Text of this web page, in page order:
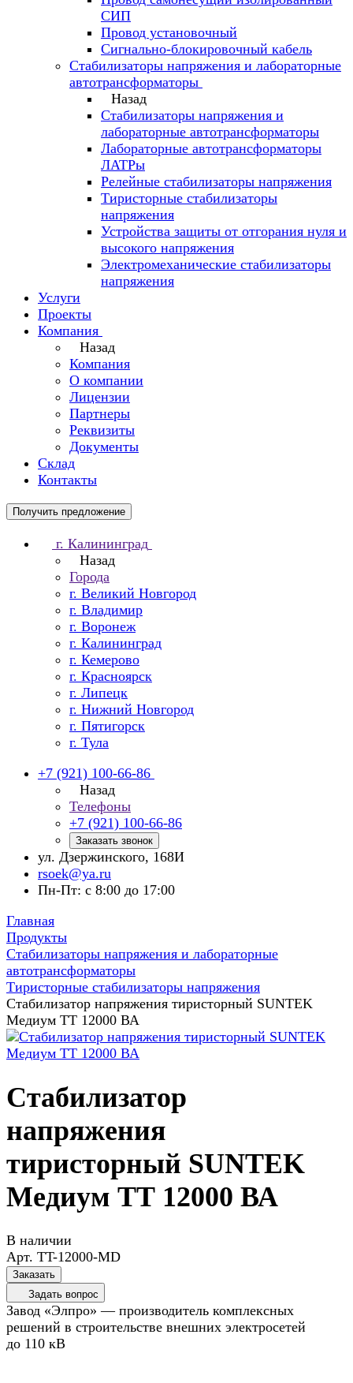
СИП
Провод установочный
Сигнально-блокировочный кабель
Стабилизаторы напряжения и лабораторные
автотрансформаторы
Назад
Стабилизаторы напряжения и
лабораторные автотрансформаторы
Лабораторные автотрансформаторы
ЛАТРы
Релейные стабилизаторы напряжения
Тиристорные стабилизаторы
напряжения
Устройства защиты от отгорания нуля и
высокого напряжения
Электромеханические стабилизаторы
напряжения
Услуги
Проекты
Компания
Назад
Компания
О компании
Лицензии
Партнеры
Реквизиты
Документы
Склад
Контакты
Получить предложение
г. Калининград
Назад
Города
г. Великий Новгород
г. Владимир
г. Воронеж
г. Калининград
г. Кемерово
г. Красноярск
г. Липецк
г. Нижний Новгород
г. Пятигорск
г. Тула
+7 (921) 100-66-86
Назад
Телефоны
+7 (921) 100-66-86
Заказать звонок
ул. Дзержинского, 168И
rsoek@ya.ru
Пн-Пт: с 8:00 до 17:00
Главная
Продукты
Стабилизаторы напряжения и лабораторные
автотрансформаторы
Тиристорные стабилизаторы напряжения
Стабилизатор напряжения тиристорный SUNTEK
Медиум ТТ 12000 ВА
Стабилизатор
напряжения
тиристорный SUNTEK
Медиум ТТ 12000 ВА
В наличии
Арт. TT-12000-MD
Заказать
Задать вопрос
Завод «Элпро» — производитель комплексных
решений в строительстве внешних электросетей
до 110 кВ